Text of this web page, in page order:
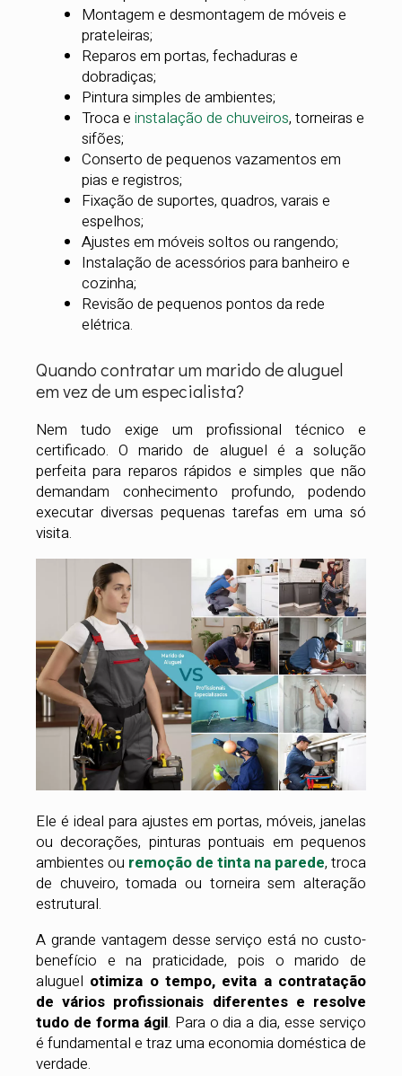
Montagem e desmontagem de móveis e
prateleiras;
Reparos em portas, fechaduras e
dobradiças;
Pintura simples de ambientes;
Troca e instalação de chuveiros, torneiras e
sifões;
Conserto de pequenos vazamentos em
pias e registros;
Fixação de suportes, quadros, varais e
espelhos;
Ajustes em móveis soltos ou rangendo;
Instalação de acessórios para banheiro e
cozinha;
Revisão de pequenos pontos da rede
elétrica.
Quando contratar um marido de aluguel
em vez de um especialista?
Nem tudo exige um profissional técnico e
certificado. O marido de aluguel é a solução
perfeita para reparos rápidos e simples que não
demandam conhecimento profundo, podendo
executar diversas pequenas tarefas em uma só
visita.
Ele é ideal para ajustes em portas, móveis, janelas
ou decorações, pinturas pontuais em pequenos
ambientes ou remoção de tinta na parede, troca
de chuveiro, tomada ou torneira sem alteração
estrutural.
A grande vantagem desse serviço está no custo-
benefício e na praticidade, pois o marido de
aluguel otimiza o tempo, evita a contratação
de vários profissionais diferentes e resolve
tudo de forma ágil. Para o dia a dia, esse serviço
é fundamental e traz uma economia doméstica de
verdade.